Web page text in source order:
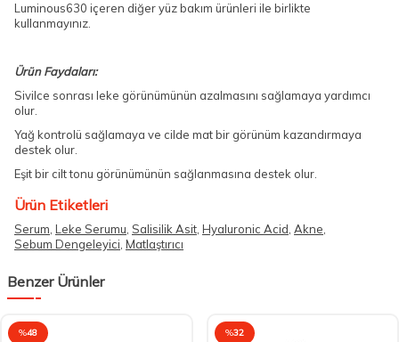
Luminous630 içeren diğer yüz bakım ürünleri ile birlikte
kullanmayınız.
Ürün Faydaları:
Sivilce sonrası leke görünümünün azalmasını sağlamaya yardımcı
olur.
Yağ kontrolü sağlamaya ve cilde mat bir görünüm kazandırmaya
destek olur.
Eşit bir cilt tonu görünümünün sağlanmasına destek olur.
Ürün Etiketleri
Serum, Leke Serumu, Salisilik Asit, Hyaluronic Acid, Akne,
Sebum Dengeleyici, Matlaştırıcı
Benzer Ürünler
%48 %32